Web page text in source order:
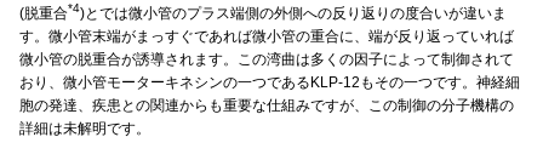
(脱重合*4)とでは微小管のプラス端側の外側への反り返りの度合いが違いま
す。微小管末端がまっすぐであれば微小管の重合に、端が反り返っていれば
微小管の脱重合が誘導されます。この湾曲は多くの因子によって制御されて
おり、微小管モーターキネシンの一つであるKLP-12もその一つです。神経細
胞の発達、疾患との関連からも重要な仕組みですが、この制御の分子機構の
詳細は未解明です。